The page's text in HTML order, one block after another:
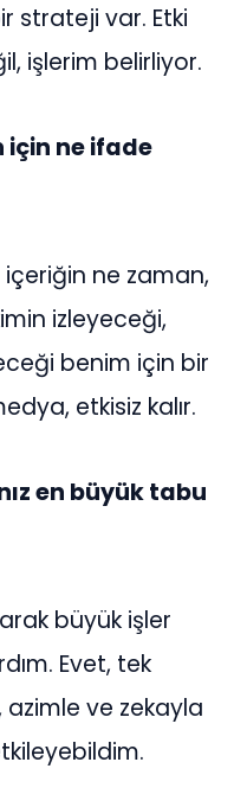
strateji var. Etki
işlerim belirliyor.
ne ifade
içeriğin ne zaman,
izleyeceği,
benim için bir
etkisiz kalır.
en büyük tabu
büyük işler
Evet, tek
azimle ve zekayla